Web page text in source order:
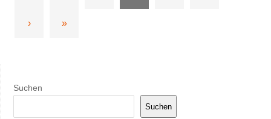
› »
Suchen
Suchen